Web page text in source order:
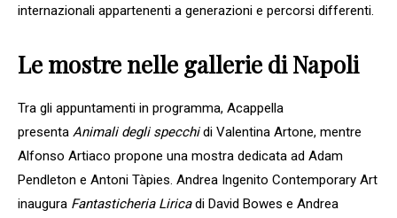
internazionali appartenenti a generazioni e percorsi differenti.
Le mostre nelle gallerie di Napoli
Tra gli appuntamenti in programma, Acappella
presenta Animali degli specchidi Valentina Artone, mentre
Alfonso Artiaco propone una mostra dedicata ad Adam
Pendleton e Antoni Tàpies. Andrea Ingenito Contemporary Art
inaugura Fantasticheria Liricadi David Bowes e Andrea